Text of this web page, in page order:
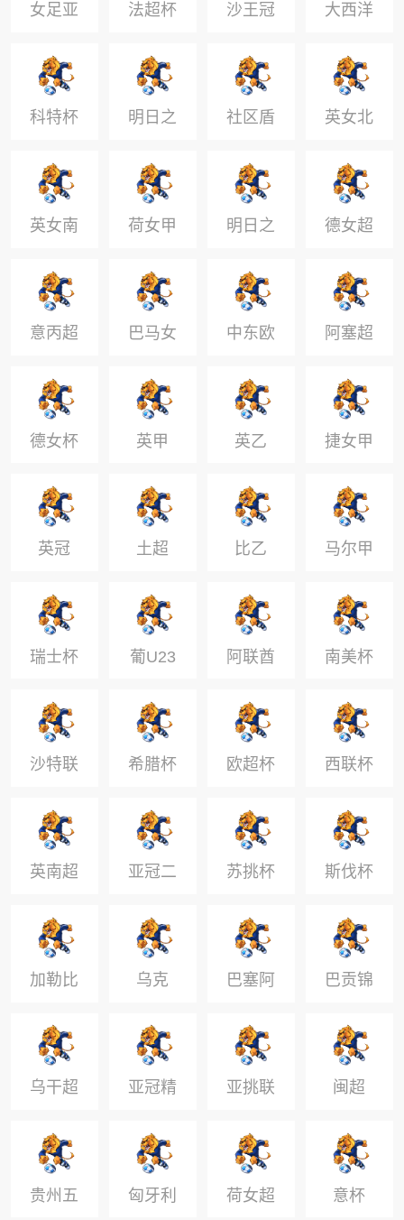
女足亚
冠
法超杯 沙王冠 大西洋
杯
科特杯 明日之
星冠军
杯
社区盾
杯
英女北
英女南 荷女甲 明日之
星女子
冠军杯
德女超
杯
意丙超
杯
巴马女
甲
中东欧
杯
阿塞超
德女杯 英甲 英乙 捷女甲
英冠 土超 比乙 马尔甲
瑞士杯 葡U23 阿联酋
超
南美杯
沙特联 希腊杯 欧超杯 西联杯
英南超 亚冠二
级
苏挑杯 斯伐杯
加勒比
杯
乌克
U21
巴塞阿
丙
巴贡锦
标U20
乌干超
8
亚冠精
英联赛
亚挑联 闽超
贵州五 匈牙利 荷女超 意杯